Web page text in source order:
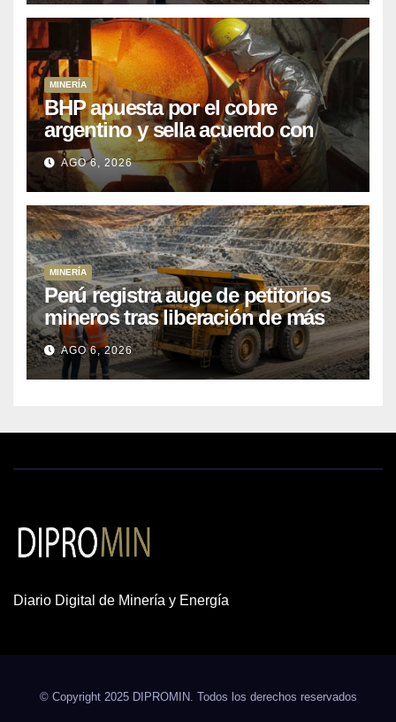
MINERÍA
BHP apuesta por el cobre
argentino y sella acuerdo con
Kobrea para siete proyecto
AGO 6, 2026
MINERÍA
Perú registra auge de petitorios
mineros tras liberación de más
de mil concesiones para explorar
cobre y oro
AGO 6, 2026
Diario Digital de Minería y Energía
© Copyright 2025 DIPROMIN. Todos los derechos reservados